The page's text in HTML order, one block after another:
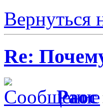
Вернуться
Re:
Раос